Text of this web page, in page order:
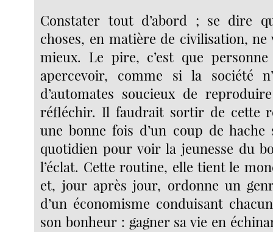
Constater tout d’abord ; se dire
choses, en matière de civilisation,
mieux. Le pire, c’est que personne
apercevoir, comme si la société
d’automates soucieux de
réfléchir. Il faudrait sortir de cette
une bonne fois d’un coup de
quotidien pour voir la jeunesse du
l’éclat. Cette routine, elle tient le
et, jour après jour, ordonne un
d’un économisme conduisant
son bonheur : gagner sa vie en